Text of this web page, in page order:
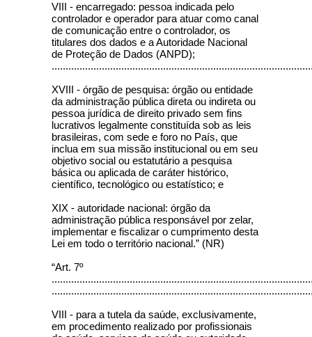
VIII - encarregado: pessoa indicada pelo
controlador e operador para atuar como canal
de comunicação entre o controlador, os
titulares dos dados e a Autoridade Nacional
de Proteção de Dados (ANPD);
XVIII - órgão de pesquisa: órgão ou entidade
da administração pública direta ou indireta ou
pessoa jurídica de direito privado sem fins
lucrativos legalmente constituída sob as leis
brasileiras, com sede e foro no País, que
inclua em sua missão institucional ou em seu
objetivo social ou estatutário a pesquisa
básica ou aplicada de caráter histórico,
científico, tecnológico ou estatístico; e
XIX - autoridade nacional: órgão da
administração pública responsável por zelar,
implementar e fiscalizar o cumprimento desta
Lei em todo o território nacional.” (NR)
“Art. 7º
VIII - para a tutela da saúde, exclusivamente,
em procedimento realizado por profissionais